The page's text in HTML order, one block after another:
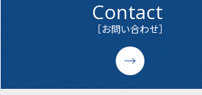
Contact
［お問い合わせ］